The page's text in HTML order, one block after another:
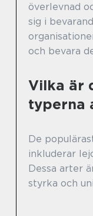
överlevnad
sig i
och bevara
Vilka är
typerna
De
inkluderar
Dessa arter
styrka och